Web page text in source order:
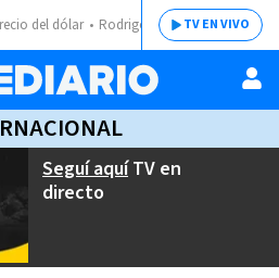
del dólar Rodrigo ChavesTV EN VIVO
Seguí aquíTV en
directo